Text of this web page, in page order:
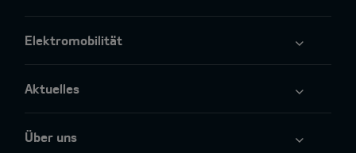
Elektromobilität
Aktuelles
Über uns